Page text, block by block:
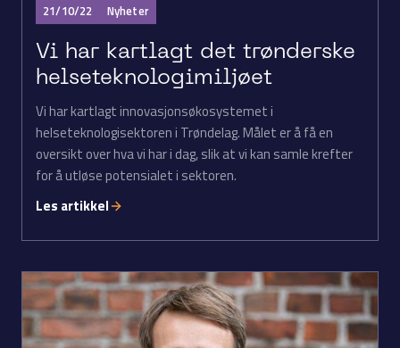
21/10/22 Nyheter
Vi har kartlagt det trønderske
helseteknologimiljøet
Vi har kartlagt innovasjonsøkosystemet i
helseteknologisektoren i Trøndelag. Målet er å få en
oversikt over hva vi har i dag, slik at vi kan samle krefter
for å utløse potensialet i sektoren.
Les artikkel